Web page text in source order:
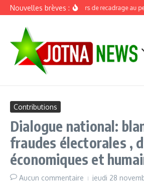
Aller au contenu
Nouvelles brèves :Discours de recadrage au
Contributions
Dialogue national:
fraudes électorales ,
économiques et
Aucun commentaire jeudi 28